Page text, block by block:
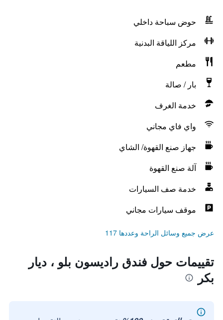
حوض سباحة داخلي
مركز اللياقة البدنية
مطعم
بار / صالة
خدمة الغرف
واي فاي مجاني
جهاز صنع القهوة/ الشاي
آلة صنع القهوة
خدمة صف السيارات
موقف سيارات مجاني
عرض جميع وسائل الراحة وعددها 117
تقييمات حول فندق راديسون بلو ، ديار
بكر